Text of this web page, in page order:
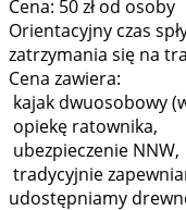
Cena: 50 zł od osoby
Orientacyjny czas
zatrzymania się na
Cena zawiera:
kajak dwuosobowy
opiekę ratownika,
ubezpieczenie NNW,
tradycyjnie
udostępniamy